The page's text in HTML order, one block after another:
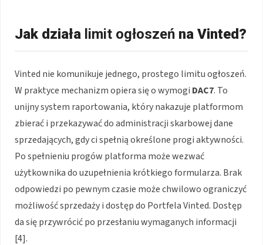
Jak działa limit ogłoszeń na Vinted?
Vinted nie komunikuje jednego, prostego limitu ogłoszeń.
W praktyce mechanizm opiera się o wymogi DAC7. To
unijny system raportowania, który nakazuje platformom
zbierać i przekazywać do administracji skarbowej dane
sprzedających, gdy ci spełnią określone progi aktywności.
Po spełnieniu progów platforma może wezwać
użytkownika do uzupełnienia krótkiego formularza. Brak
odpowiedzi po pewnym czasie może chwilowo ograniczyć
możliwość sprzedaży i dostęp do Portfela Vinted. Dostęp
da się przywrócić po przesłaniu wymaganych informacji
[4].